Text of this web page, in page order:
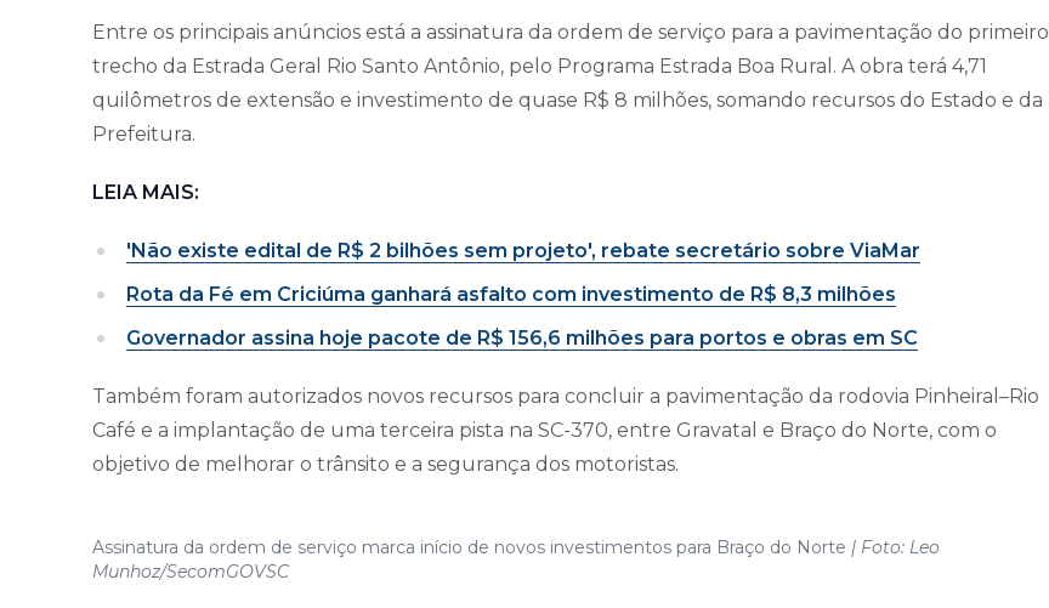
Entre os principais anúncios está a assinatura da ordem de serviço para a pavimentação do primeiro
trecho da Estrada Geral Rio Santo Antônio, pelo Programa Estrada Boa Rural. A obra terá 4,71
quilômetros de extensão e investimento de quase R$ 8 milhões, somando recursos do Estado e da
Prefeitura.
LEIA MAIS:
'Não existe edital de R$ 2 bilhões sem projeto', rebate secretário sobre ViaMar
Rota da Fé em Criciúma ganhará asfalto com investimento de R$ 8,3 milhões
Governador assina hoje pacote de R$ 156,6 milhões para portos e obras em SC
Também foram autorizados novos recursos para concluir a pavimentação da rodovia Pinheiral–Rio
Café e a implantação de uma terceira pista na SC-370, entre Gravatal e Braço do Norte, com o
objetivo de melhorar o trânsito e a segurança dos motoristas.
Assinatura da ordem de serviço marca início de novos investimentos para Braço do Norte | Foto: Leo
Munhoz/SecomGOVSC